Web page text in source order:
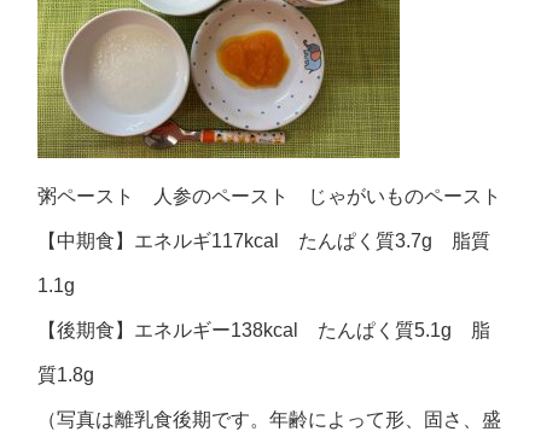
粥ペースト 人参のペースト じゃがいものペースト
【中期食】エネルギ117kcal たんぱく質3.7g 脂質
1.1g
【後期食】エネルギー138kcal たんぱく質5.1g 脂
質1.8g
（写真は離乳食後期です。年齢によって形、固さ、盛